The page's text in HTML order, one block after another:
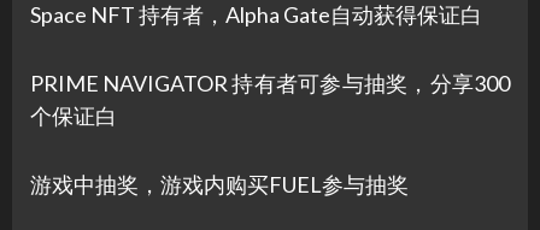
Space NFT 持有者，Alpha Gate自动获得保证白
PRIME NAVIGATOR 持有者可参与抽奖，分享300
个保证白
游戏中抽奖，游戏内购买FUEL参与抽奖